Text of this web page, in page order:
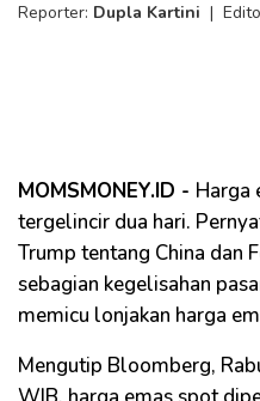
Reporter: Dupla Kartini |
MOMSMONEY.ID - Harga
tergelincir dua hari.
Trump tentang China dan
sebagian kegelisahan
memicu lonjakan harga
Mengutip Bloomberg,